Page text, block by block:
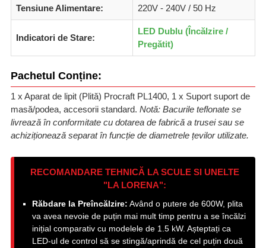
Tensiune Alimentare: 220V - 240V / 50 Hz
Indicatori de Stare:
LED Dublu (Încălzire /
Pregătit)
Pachetul Conține:
1 x Aparat de lipit (Plită) Procraft PL1400, 1 x Suport suport de
masă/podea, accesorii standard. Notă: Bacurile teflonate se
livrează în conformitate cu dotarea de fabrică a trusei sau se
achiziționează separat în funcție de diametrele țevilor utilizate.
RECOMANDARE TEHNICĂ LA SCULE SI UNELTE
"LA LORENA":
Răbdare la Preîncălzire: Având o putere de 600W, plita
va avea nevoie de puțin mai mult timp pentru a se încălzi
inițial comparativ cu modelele de 1.5 kW. Așteptați ca
LED-ul de control să se stingă/aprindă de cel puțin două